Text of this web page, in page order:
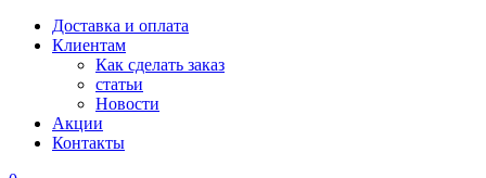
Доставка и оплата
Клиентам
Как сделать заказ
статьи
Новости
Акции
Контакты